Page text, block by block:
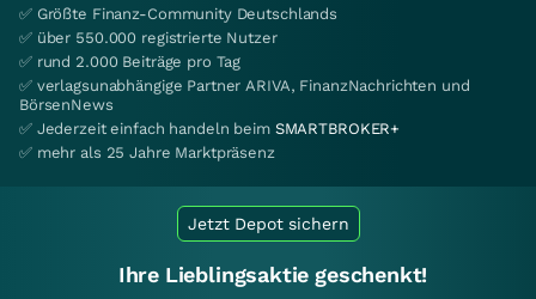
✅ Größte Finanz-Community Deutschlands
✅ über 550.000 registrierte Nutzer
✅ rund 2.000 Beiträge pro Tag
✅ verlagsunabhängige Partner ARIVA, FinanzNachrichten und
BörsenNews
✅ Jederzeit einfach handeln beim SMARTBROKER+
✅ mehr als 25 Jahre Marktpräsenz
Jetzt Depot sichern
Ihre Lieblingsaktie geschenkt!